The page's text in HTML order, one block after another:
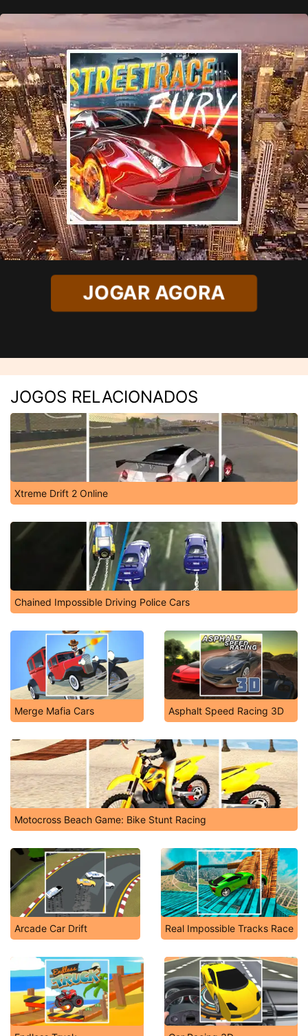
JOGAR AGORA
JOGOS RELACIONADOS
Xtreme Drift 2 Online
Chained Impossible Driving Police Cars
Merge Mafia Cars Asphalt Speed Racing 3D
Motocross Beach Game: Bike Stunt Racing
Arcade Car Drift Real Impossible Tracks Race